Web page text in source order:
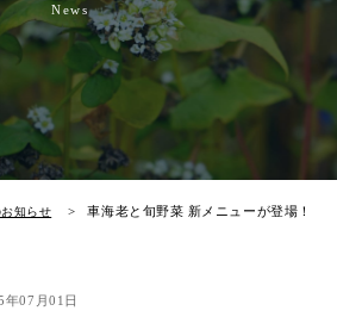
News
知らせ 車海老と旬野菜 新メニューが登場！
よたのこだわり
畑だより
メニュー
メニュー 一覧
年07月01日